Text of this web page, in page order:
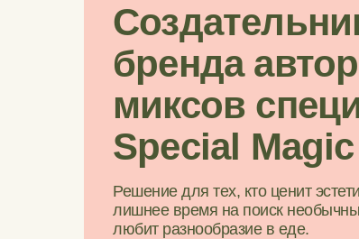
Решение для тех, кто ценит
лишнее время на поиск
любит разнообразие в еде.
бренда
миксов
Special Magic